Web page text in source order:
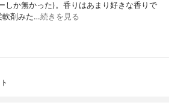
しか無かった)。香りはあまり好きな香りで
軟剤みた…続きを見る